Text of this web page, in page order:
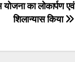
का लोकार्पण एवं
शिलान्यास किया